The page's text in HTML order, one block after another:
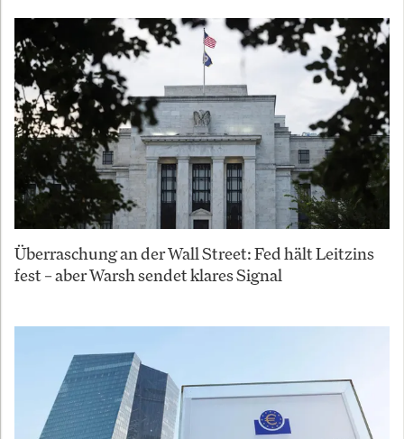
Überraschung an der Wall Street: Fed hält Leitzins
fest – aber Warsh sendet klares Signal